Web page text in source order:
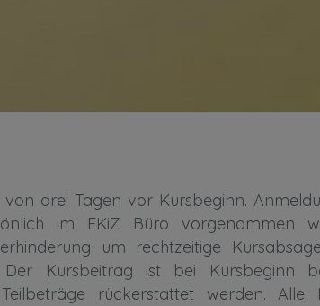
von drei Tagen vor Kursbeginn.
im EKiZ Büro vorgenommen
um rechtzeitige
Der Kursbeitrag ist bei Kursbeginn
rückerstattet werden.